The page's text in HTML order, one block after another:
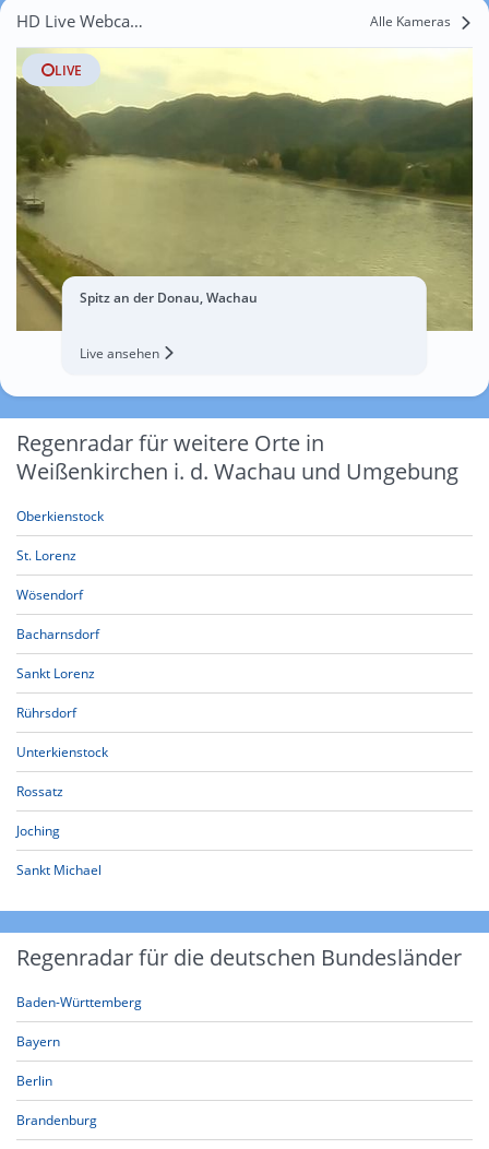
HD Live Webcams Weißenkirchen i. d. Wachau Alle Kameras
LIVE
Spitz an der Donau, Wachau
Live ansehen
Regenradar für weitere Orte in
Weißenkirchen i. d. Wachau und Umgebung
Oberkienstock
St. Lorenz
Wösendorf
Bacharnsdorf
Sankt Lorenz
Rührsdorf
Unterkienstock
Rossatz
Joching
Sankt Michael
Regenradar für die deutschen Bundesländer
Baden-Württemberg
Bayern
Berlin
Brandenburg